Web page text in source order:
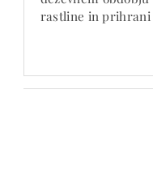
rastline in prihrani